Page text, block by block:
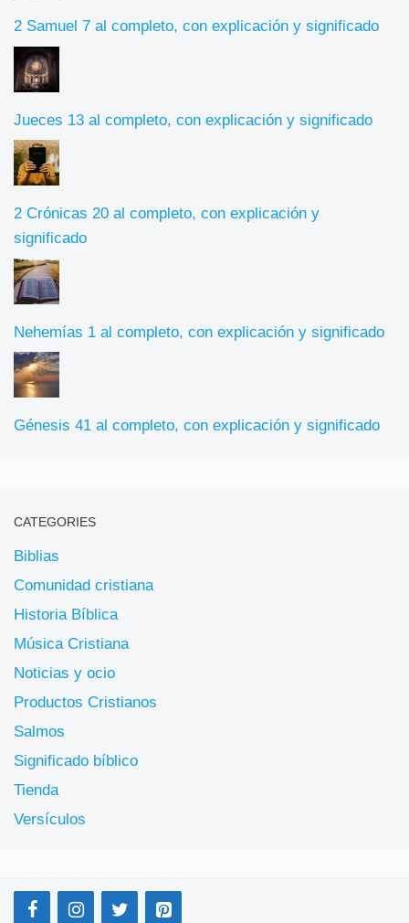
2 Samuel 7 al completo, con explicación y significado
Jueces 13 al completo, con explicación y significado
2 Crónicas 20 al completo, con explicación y
significado
Nehemías 1 al completo, con explicación y significado
Génesis 41 al completo, con explicación y significado
CATEGORIES
Biblias
Comunidad cristiana
Historia Bíblica
Música Cristiana
Noticias y ocio
Productos Cristianos
Salmos
Significado bíblico
Tienda
Versículos